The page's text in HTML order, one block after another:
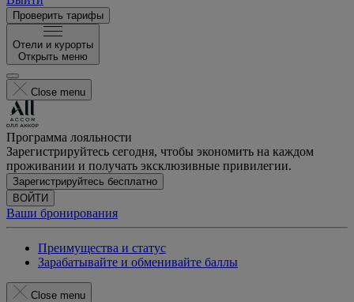
Проверить тарифы
Отели и курорты
Открыть меню
Close menu
Программа лояльности
Зарегистрируйтесь сегодня, чтобы экономить на каждом
проживании и получать эксклюзивные привилегии.
Зарегистрируйтесь бесплатно
ВОЙТИ
Ваши бронирования
Преимущества и статус
Зарабатывайте и обменивайте баллы
Close menu